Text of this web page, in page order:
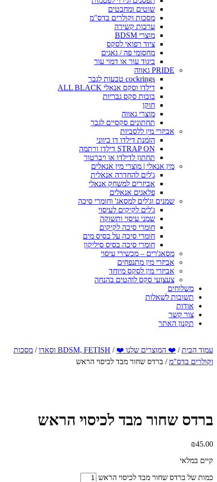
שוטים ומחבטים
מסכות וקולרים בדס"מ
ערכות קשירה
מוצרי BDSM
ציוד רפואי לסקס
מחסומי פה / גאגים
ביגוד עור או דמוי עור
PRIDE גאווה
cockrings טבעות לגבר
דילדו וסקס אנאלי ALL BLACK
בובות סקס גבריות
חוקן
מוצרי גאווה
תחתונים סקסיים לגבר
אביזרי מין ללסביות
הזמנת דילדו דו כיווני
STRAP ON דילדו ורתמה
תחתון לדילדו או ויברטור
מין אנאלי | מוצרי מין אנאלים
ג'לים להחדרה אנאלית
אביזרים למשחק אנאלי
פלאגים אנאלים
שמנים וג'לים למסאג' וחומרי סיכה
ג'לים לקיקים לעיסוי
שמני עיסוי ותשוקה
חומרי סיכה לקיקים
חומרי סיכה על בסיס מים
חומרי סיכה בסיס סיליקון
מסאג'רים – מכשירי עיסוי
אביזרי מין מתנפחים
אביזרי מין לסקס מיוחד
צעצועי סקס לוהטים בהנחה
משלוחים
תשובות לשאלות
אודות
צור קשר
תקנון האתר
עמוד הבית/ ❤️ המוצרים שלנו ❤️ / BDSM, FETISH וסאדו / מסכות
וקולרים בדס"מ/ ברדס שחור מבד לכיסוי הראש
ברדס שחור מבד לכיסוי הראש
₪45.00
קיים במלאי
כמות של ברדס שחור מבד לכיסוי הראש